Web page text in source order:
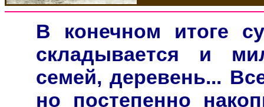
В конечном итоге
складывается и
семей, деревень...
но постепенно